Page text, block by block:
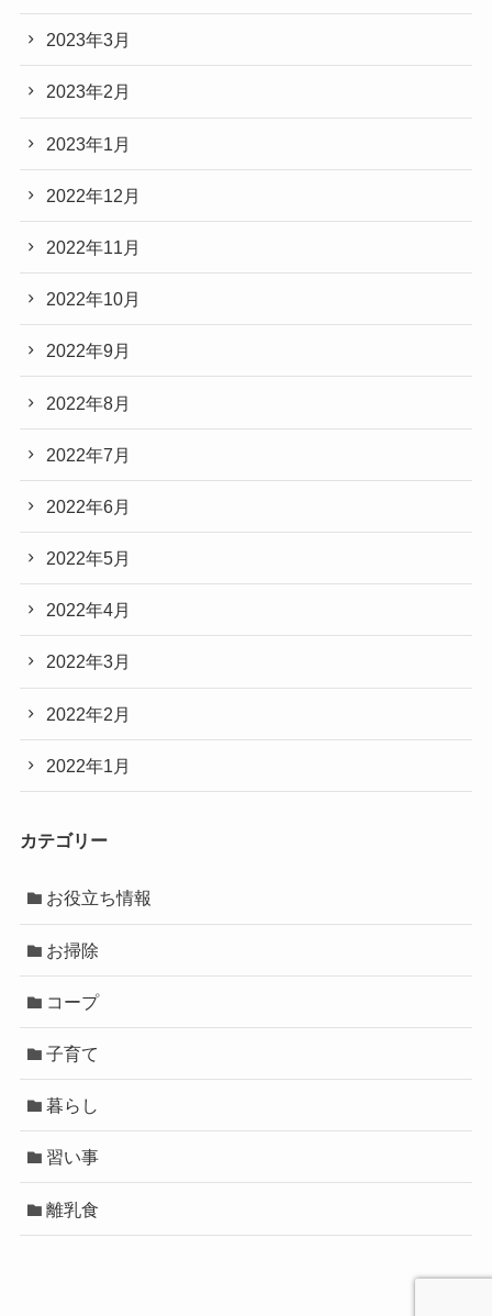
2023年3月
2023年2月
2023年1月
2022年12月
2022年11月
2022年10月
2022年9月
2022年8月
2022年7月
2022年6月
2022年5月
2022年4月
2022年3月
2022年2月
2022年1月
カテゴリー
お役立ち情報
お掃除
コープ
子育て
暮らし
習い事
離乳食